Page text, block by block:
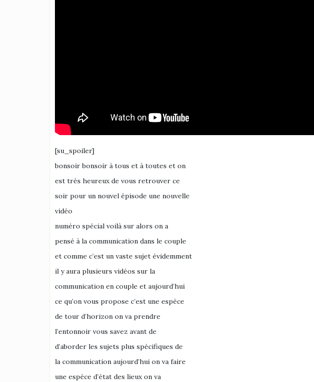
[su_spoiler]
bonsoir bonsoir à tous et à toutes et on
est très heureux de vous retrouver ce
soir pour un nouvel épisode une nouvelle
vidéo
numéro spécial voilà sur alors on a
pensé à la communication dans le couple
et comme c’est un vaste sujet évidemment
il y aura plusieurs vidéos sur la
communication en couple et aujourd’hui
ce qu’on vous propose c’est une espèce
de tour d’horizon on va prendre
l’entonnoir vous savez avant de
d’aborder les sujets plus spécifiques de
la communication aujourd’hui on va faire
une espèce d’état des lieux on va